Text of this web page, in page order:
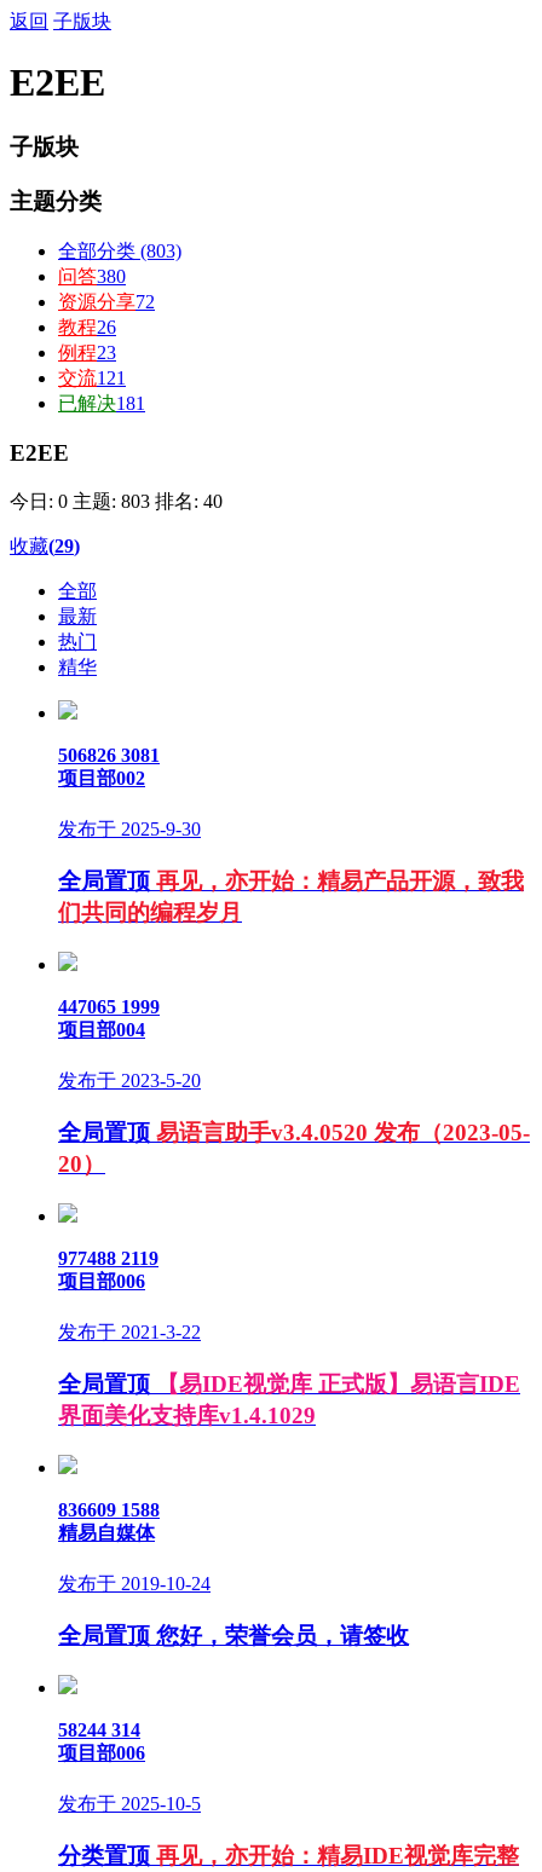
返回 子版块
E2EE
子版块
主题分类
全部分类 (803)
问答380
资源分享72
教程26
例程23
交流121
已解决181
E2EE
今日: 0 主题: 803 排名: 40
收藏(29)
全部
最新
热门
精华
506826 3081
项目部002
发布于 2025-9-30
全局置顶 再见，亦开始：精易产品开源，致我
们共同的编程岁月
447065 1999
项目部004
发布于 2023-5-20
全局置顶 易语言助手v3.4.0520 发布（2023-05-
20）
977488 2119
项目部006
发布于 2021-3-22
全局置顶
【易IDE视觉库 正式版】易语言IDE
界面美化支持库v1.4.1029
836609 1588
精易自媒体
发布于 2019-10-24
全局置顶 您好，荣誉会员，请签收
58244 314
项目部006
发布于 2025-10-5
分类置顶 再见，亦开始：精易IDE视觉库完整